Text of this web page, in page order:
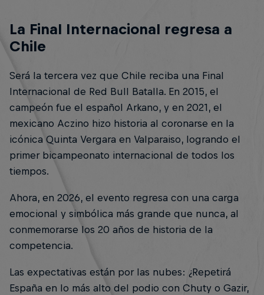
La Final Internacional regresa a
Chile
Será la tercera vez que Chile reciba una Final
Internacional de Red Bull Batalla. En 2015, el
campeón fue el español Arkano, y en 2021, el
mexicano Aczino hizo historia al coronarse en la
icónica Quinta Vergara en Valparaiso, logrando el
primer bicampeonato internacional de todos los
tiempos.
Ahora, en 2026, el evento regresa con una carga
emocional y simbólica más grande que nunca, al
conmemorarse los 20 años de historia de la
competencia.
Las expectativas están por las nubes: ¿Repetirá
España en lo más alto del podio con Chuty o Gazir,